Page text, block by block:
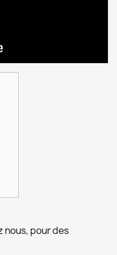
nous, pour des